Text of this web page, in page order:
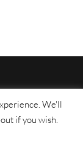
We'll
if you wish.